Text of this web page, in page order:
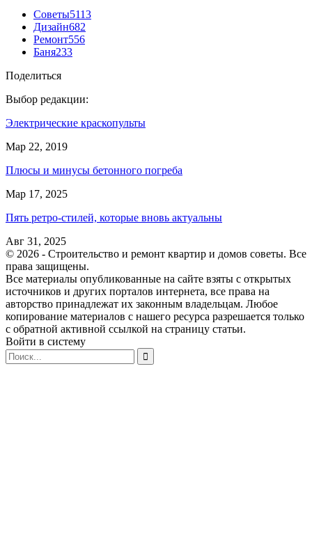
Советы5113
Дизайн682
Ремонт556
Баня233
Поделиться
Выбор редакции:
Электрические краскопульты
Мар 22, 2019
Плюсы и минусы бетонного погреба
Мар 17, 2025
Пять ретро-стилей, которые вновь актуальны
Авг 31, 2025
© 2026 - Строительство и ремонт квартир и домов советы. Все
права защищены.
Все материалы опубликованные на сайте взяты с открытых
источников и других порталов интернета, все права на
авторство принадлежат их законным владельцам. Любое
копирование материалов с нашего ресурса разрешается только
с обратной активной ссылкой на страницу статьи.
Войти в систему